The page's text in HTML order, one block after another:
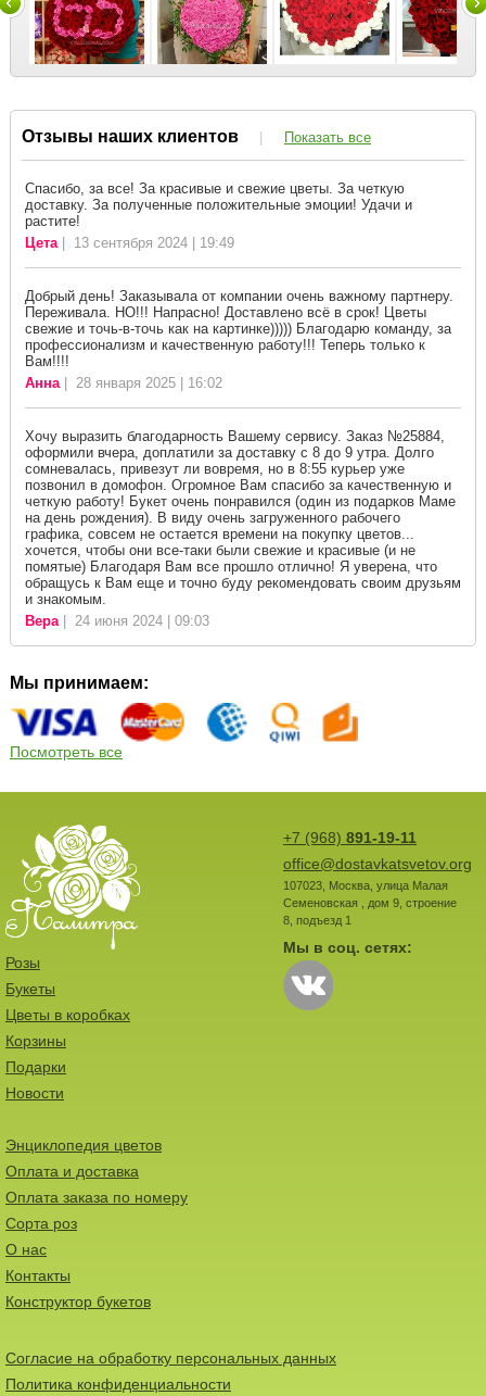
Отзывы наших клиентов | Показать все
Спасибо, за все! За красивые и свежие цветы. За четкую
доставку. За полученные положительные эмоции! Удачи и
растите!
Цета| 13 сентября 2024 | 19:49
Добрый день! Заказывала от компании очень важному партнеру.
Переживала. НО!!! Напрасно! Доставлено всё в срок! Цветы
свежие и точь-в-точь как на картинке))))) Благодарю команду, за
профессионализм и качественную работу!!! Теперь только к
Вам!!!!
Анна| 28 января 2025 | 16:02
Хочу выразить благодарность Вашему сервису. Заказ №25884,
оформили вчера, доплатили за доставку с 8 до 9 утра. Долго
сомневалась, привезут ли вовремя, но в 8:55 курьер уже
позвонил в домофон. Огромное Вам спасибо за качественную и
четкую работу! Букет очень понравился (один из подарков Маме
на день рождения). В виду очень загруженного рабочего
графика, совсем не остается времени на покупку цветов...
хочется, чтобы они все-таки были свежие и красивые (и не
помятые) Благодаря Вам все прошло отлично! Я уверена, что
обращусь к Вам еще и точно буду рекомендовать своим друзьям
и знакомым.
Вера| 24 июня 2024 | 09:03
Мы принимаем:
Посмотреть все
+7 (968) 891-19-11
office@dostavkatsvetov.org
107023, Москва, улица Малая
Семеновская , дом 9, строение
8, подъезд 1
Мы в соц. сетях:
Розы
Букеты
Цветы в коробках
Корзины
Подарки
Новости
Энциклопедия цветов
Оплата и доставка
Оплата заказа по номеру
Сорта роз
О нас
Контакты
Конструктор букетов
Согласие на обработку персональных данных
Политика конфиденциальности